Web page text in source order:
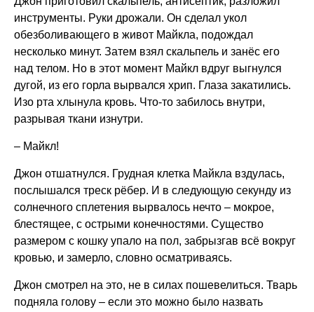
инструменты. Руки дрожали. Он сделал укол
обезболивающего в живот Майкла, подождал
несколько минут. Затем взял скальпель и занёс его
над телом. Но в этот момент Майкл вдруг выгнулся
дугой, из его горла вырвался хрип. Глаза закатились.
Изо рта хлынула кровь. Что-то забилось внутри,
разрывая ткани изнутри.
– Майкл!
Джон отшатнулся. Грудная клетка Майкла вздулась,
послышался треск рёбер. И в следующую секунду из
солнечного сплетения вырвалось нечто – мокрое,
блестящее, с острыми конечностями. Существо
размером с кошку упало на пол, забрызгав всё вокруг
кровью, и замерло, словно осматриваясь.
Джон смотрел на это, не в силах пошевелиться. Тварь
подняла голову – если это можно было назвать